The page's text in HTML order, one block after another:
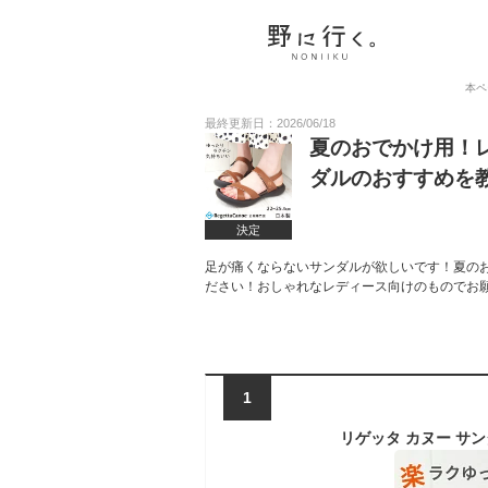
本
最終更新日：2026/06/18
決定
夏のおでかけ用！
ダルのおすすめを
足が痛くならないサンダルが欲しいです！夏
ださい！おしゃれなレディース向けのもので
1